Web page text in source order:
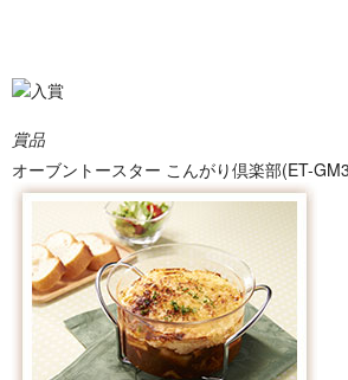
賞品
オーブントースター こんがり倶楽部(ET-